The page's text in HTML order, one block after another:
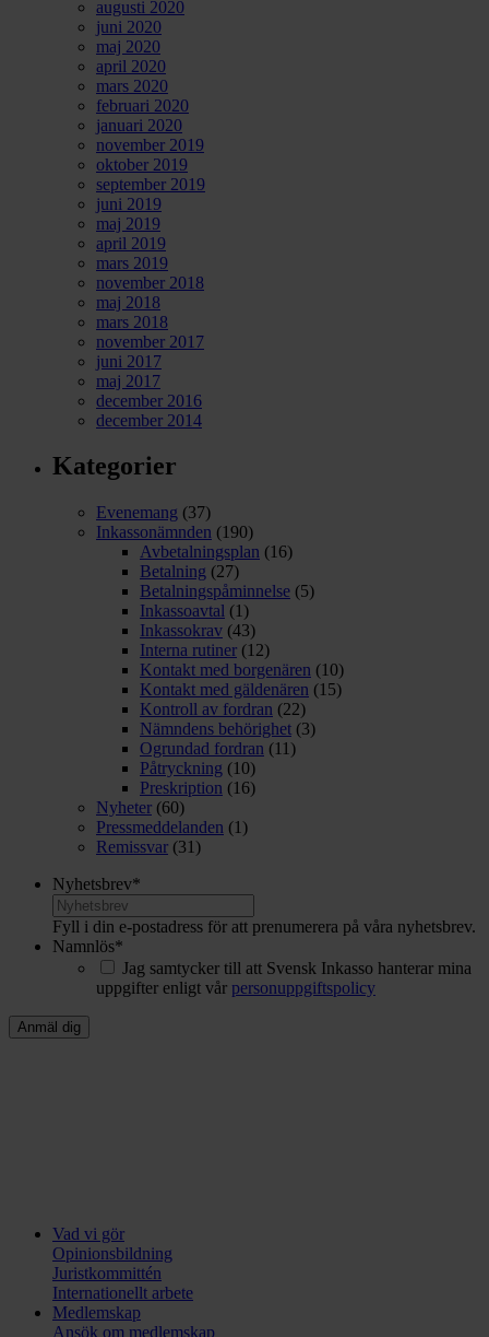
augusti 2020
juni 2020
maj 2020
april 2020
mars 2020
februari 2020
januari 2020
november 2019
oktober 2019
september 2019
juni 2019
maj 2019
april 2019
mars 2019
november 2018
maj 2018
mars 2018
november 2017
juni 2017
maj 2017
december 2016
december 2014
Kategorier
Evenemang (37)
Inkassonämnden (190)
Avbetalningsplan (16)
Betalning (27)
Betalningspåminnelse (5)
Inkassoavtal (1)
Inkassokrav (43)
Interna rutiner (12)
Kontakt med borgenären (10)
Kontakt med gäldenären (15)
Kontroll av fordran (22)
Nämndens behörighet (3)
Ogrundad fordran (11)
Påtryckning (10)
Preskription (16)
Nyheter (60)
Pressmeddelanden (1)
Remissvar (31)
Nyhetsbrev*
Fyll i din e-postadress för att prenumerera på våra nyhetsbrev.
Namnlös*
Jag samtycker till att Svensk Inkasso hanterar mina
uppgifter enligt vår personuppgiftspolicy
Vad vi gör
Opinionsbildning
Juristkommittén
Internationellt arbete
Medlemskap
Ansök om medlemskap